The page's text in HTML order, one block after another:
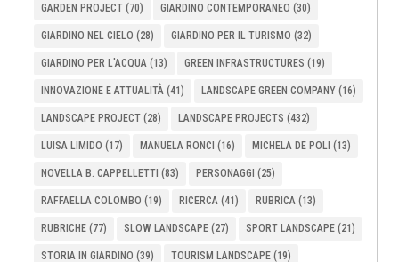
GARDEN PROJECT (70) GIARDINO CONTEMPORANEO (30)
GIARDINO NEL CIELO (28) GIARDINO PER IL TURISMO (32)
GIARDINO PER L'ACQUA (13) GREEN INFRASTRUCTURES (19)
INNOVAZIONE E ATTUALITÀ (41) LANDSCAPE GREEN COMPANY (16)
LANDSCAPE PROJECT (28) LANDSCAPE PROJECTS (432)
LUISA LIMIDO (17) MANUELA RONCI (16) MICHELA DE POLI (13)
NOVELLA B. CAPPELLETTI (83) PERSONAGGI (25)
RAFFAELLA COLOMBO (19) RICERCA (41) RUBRICA (13)
RUBRICHE (77) SLOW LANDSCAPE (27) SPORT LANDSCAPE (21)
STORIA IN GIARDINO (39) TOURISM LANDSCAPE (19)